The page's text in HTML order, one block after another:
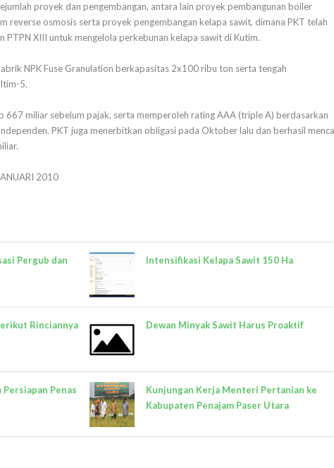
proyek dan pengembangan, antara lain proyek pembangunan boiler
reverse osmosis serta proyek pengembangan kelapa sawit, dimana PKT telah
PTPN XIII untuk mengelola perkebunan kelapa sawit di Kutim.
NPK Fuse Granulation berkapasitas 2x100 ribu ton serta tengah
5.
667 miliar sebelum pajak, serta memperoleh rating AAA (triple A) berdasarkan
PKT juga menerbitkan obligasi pada Oktober lalu dan berhasil
2010
Pergub dan
Rinciannya
Penas
Intensifikasi Kelapa Sawit 150 Ha
Dewan Minyak Sawit Harus Proaktif
Kunjungan Kerja Menteri Pertanian ke
Kabupaten Penajam Paser Utara